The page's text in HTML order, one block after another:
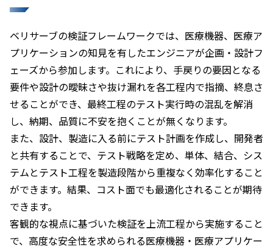
ベリサーブの検証フレームワークでは、医療機器、医療ア
プリケーションの知見を有したエンジニアが企画・設計フ
ェーズから参加します。これにより、手戻りの要因となる
要件や設計の曖昧さや抜け漏れを各工程内で指摘、終息さ
せることができ、最終工程のテスト実行時の混乱を解消
し、納期、品質に不安を抱くことが無くなります。
また、設計、製造に入る前にテスト計画を作成し、開発者
と共有することで、テスト戦略を定め、単体、結合、シス
テムとテスト工程を製造段階から重複なく効率化すること
ができます。結果、コスト面でも最適化されることが期待
できます。
客観的な視点に基づいた検証を上流工程から実施すること
で、高度な安全性を求められる医療機器・医療アプリケー